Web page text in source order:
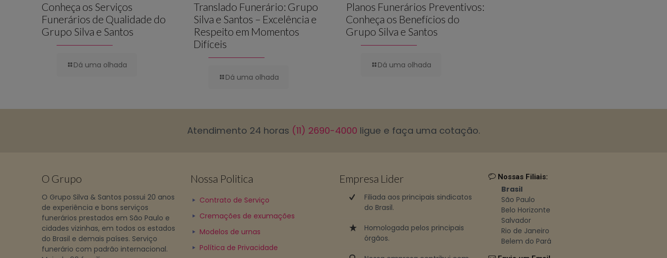
Conheça os Serviços
Funerários de Qualidade do
Grupo Silva e Santos
Dá uma olhada
Translado Funerário: Grupo
Silva e Santos – Excelência e
Respeito em Momentos
Difíceis
Dá uma olhada
Planos Funerários Preventivos:
Conheça os Benefícios do
Grupo Silva e Santos
Dá uma olhada
Atendimento 24 horas (11) 2690-4000 ligue e faça uma cotação.
O Grupo
O Grupo Silva & Santos possui 20 anos
de experiência e bons serviços
funerários prestados em São Paulo e
cidades vizinhas, em todos os estados
do Brasil e demais países. Serviço
funerário com padrão internacional.
Nossa Politica
Contrato de Serviço
Cremações de exumações
Modelos de urnas
Política de Privacidade
Empresa Lider
Filiada aos principais sindicatos
do Brasil.
Homologada pelos principais
órgãos.
Nossas Filiais:
Brasil
São Paulo
Belo Horizonte
Salvador
Rio de Janeiro
Belem do Pará